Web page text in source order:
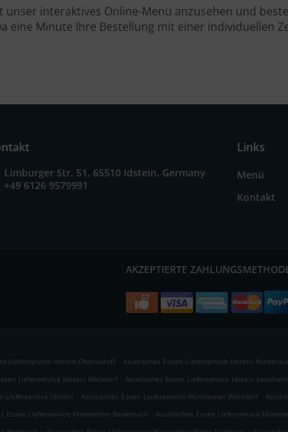
unser interaktives Online-Menü anzusehen und
eine Minute Ihre Bestellung mit einer individuellen
Limburger Str. 51, 65510 Idstein, Germany
+49 6126 9579991
Links
Menü
Kontakt
AKZEPTIERTE
Lieferservice Idstein Oberauroff . Asiatisches Essen Lieferservice Idstein
Lieferservice Idstein Walsdorf . Asiatisches Essen Lieferservice Idstein Lenzhahn
Lieferservice Idstein . Asiatisches Essen Lieferservice Hünstetten Wörsdorf .
Essen Lieferservice Hünstetten Beuerbach . Asiatisches Essen Lieferservice
. .